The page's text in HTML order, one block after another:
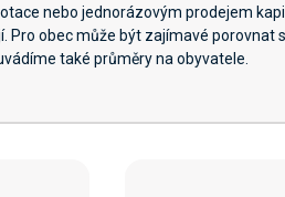
nebo jednorázovým prodejem
obec může být zajímavé
také průměry na obyvatele.